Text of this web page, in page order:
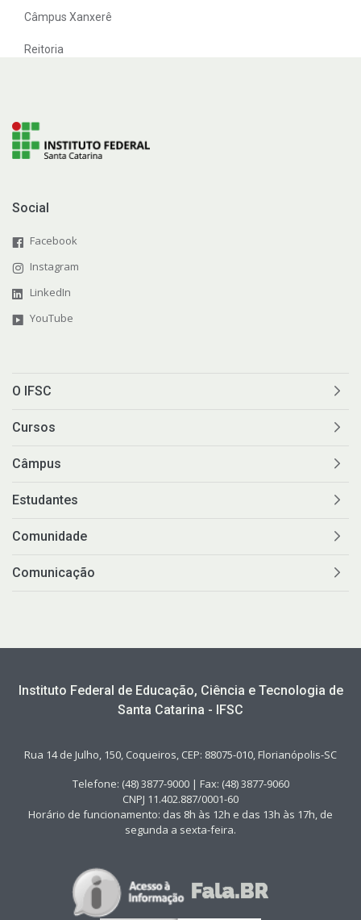
Câmpus Xanxerê
Reitoria
Social
Facebook
Instagram
LinkedIn
YouTube
O IFSC
Cursos
Câmpus
Estudantes
Comunidade
Comunicação
Instituto Federal de Educação, Ciência e Tecnologia de
Santa Catarina - IFSC
Rua 14 de Julho, 150, Coqueiros, CEP: 88075-010, Florianópolis-SC
Telefone: (48) 3877-9000 | Fax: (48) 3877-9060
CNPJ 11.402.887/0001-60
Horário de funcionamento: das 8h às 12h e das 13h às 17h, de
segunda a sexta-feira.